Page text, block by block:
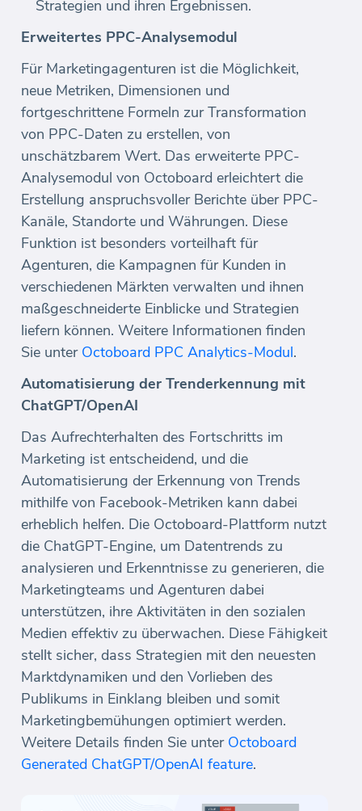
Strategien und ihren Ergebnissen.
Erweitertes PPC-Analysemodul
Für Marketingagenturen ist die Möglichkeit,
neue Metriken, Dimensionen und
fortgeschrittene Formeln zur Transformation
von PPC-Daten zu erstellen, von
unschätzbarem Wert. Das erweiterte PPC-
Analysemodul von Octoboard erleichtert die
Erstellung anspruchsvoller Berichte über PPC-
Kanäle, Standorte und Währungen. Diese
Funktion ist besonders vorteilhaft für
Agenturen, die Kampagnen für Kunden in
verschiedenen Märkten verwalten und ihnen
maßgeschneiderte Einblicke und Strategien
liefern können. Weitere Informationen finden
Sie unter Octoboard PPC Analytics-Modul.
Automatisierung der Trenderkennung mit
ChatGPT/OpenAI
Das Aufrechterhalten des Fortschritts im
Marketing ist entscheidend, und die
Automatisierung der Erkennung von Trends
mithilfe von Facebook-Metriken kann dabei
erheblich helfen. Die Octoboard-Plattform nutzt
die ChatGPT-Engine, um Datentrends zu
analysieren und Erkenntnisse zu generieren, die
Marketingteams und Agenturen dabei
unterstützen, ihre Aktivitäten in den sozialen
Medien effektiv zu überwachen. Diese Fähigkeit
stellt sicher, dass Strategien mit den neuesten
Marktdynamiken und den Vorlieben des
Publikums in Einklang bleiben und somit
Marketingbemühungen optimiert werden.
Weitere Details finden Sie unter Octoboard
Generated ChatGPT/OpenAI feature.